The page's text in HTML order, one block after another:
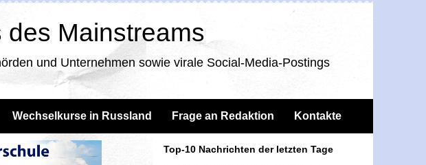
Mainstreams
und Unternehmen sowie virale Social-Media-Postings
Wechselkurse in Russland Frage an Redaktion Kontakte
Top-10 Nachrichten der letzten Tage